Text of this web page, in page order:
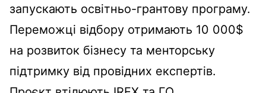
запускають освітньо-грантову програму.
Переможці відбору отримають 10 000$
на розвиток бізнесу та менторську
підтримку від провідних експертів.